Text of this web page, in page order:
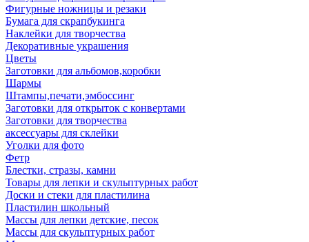
Фигурные ножницы и резаки
Бумага для скрапбукинга
Наклейки для творчества
Декоративные украшения
Цветы
Заготовки для альбомов,коробки
Шармы
Штампы,печати,эмбоссинг
Заготовки для открыток с конвертами
Заготовки для творчества
аксессуары для склейки
Уголки для фото
Фетр
Блестки, стразы, камни
Товары для лепки и скульптурных работ
Доски и стеки для пластилина
Пластилин школьный
Массы для лепки детские, песок
Массы для скульптурных работ